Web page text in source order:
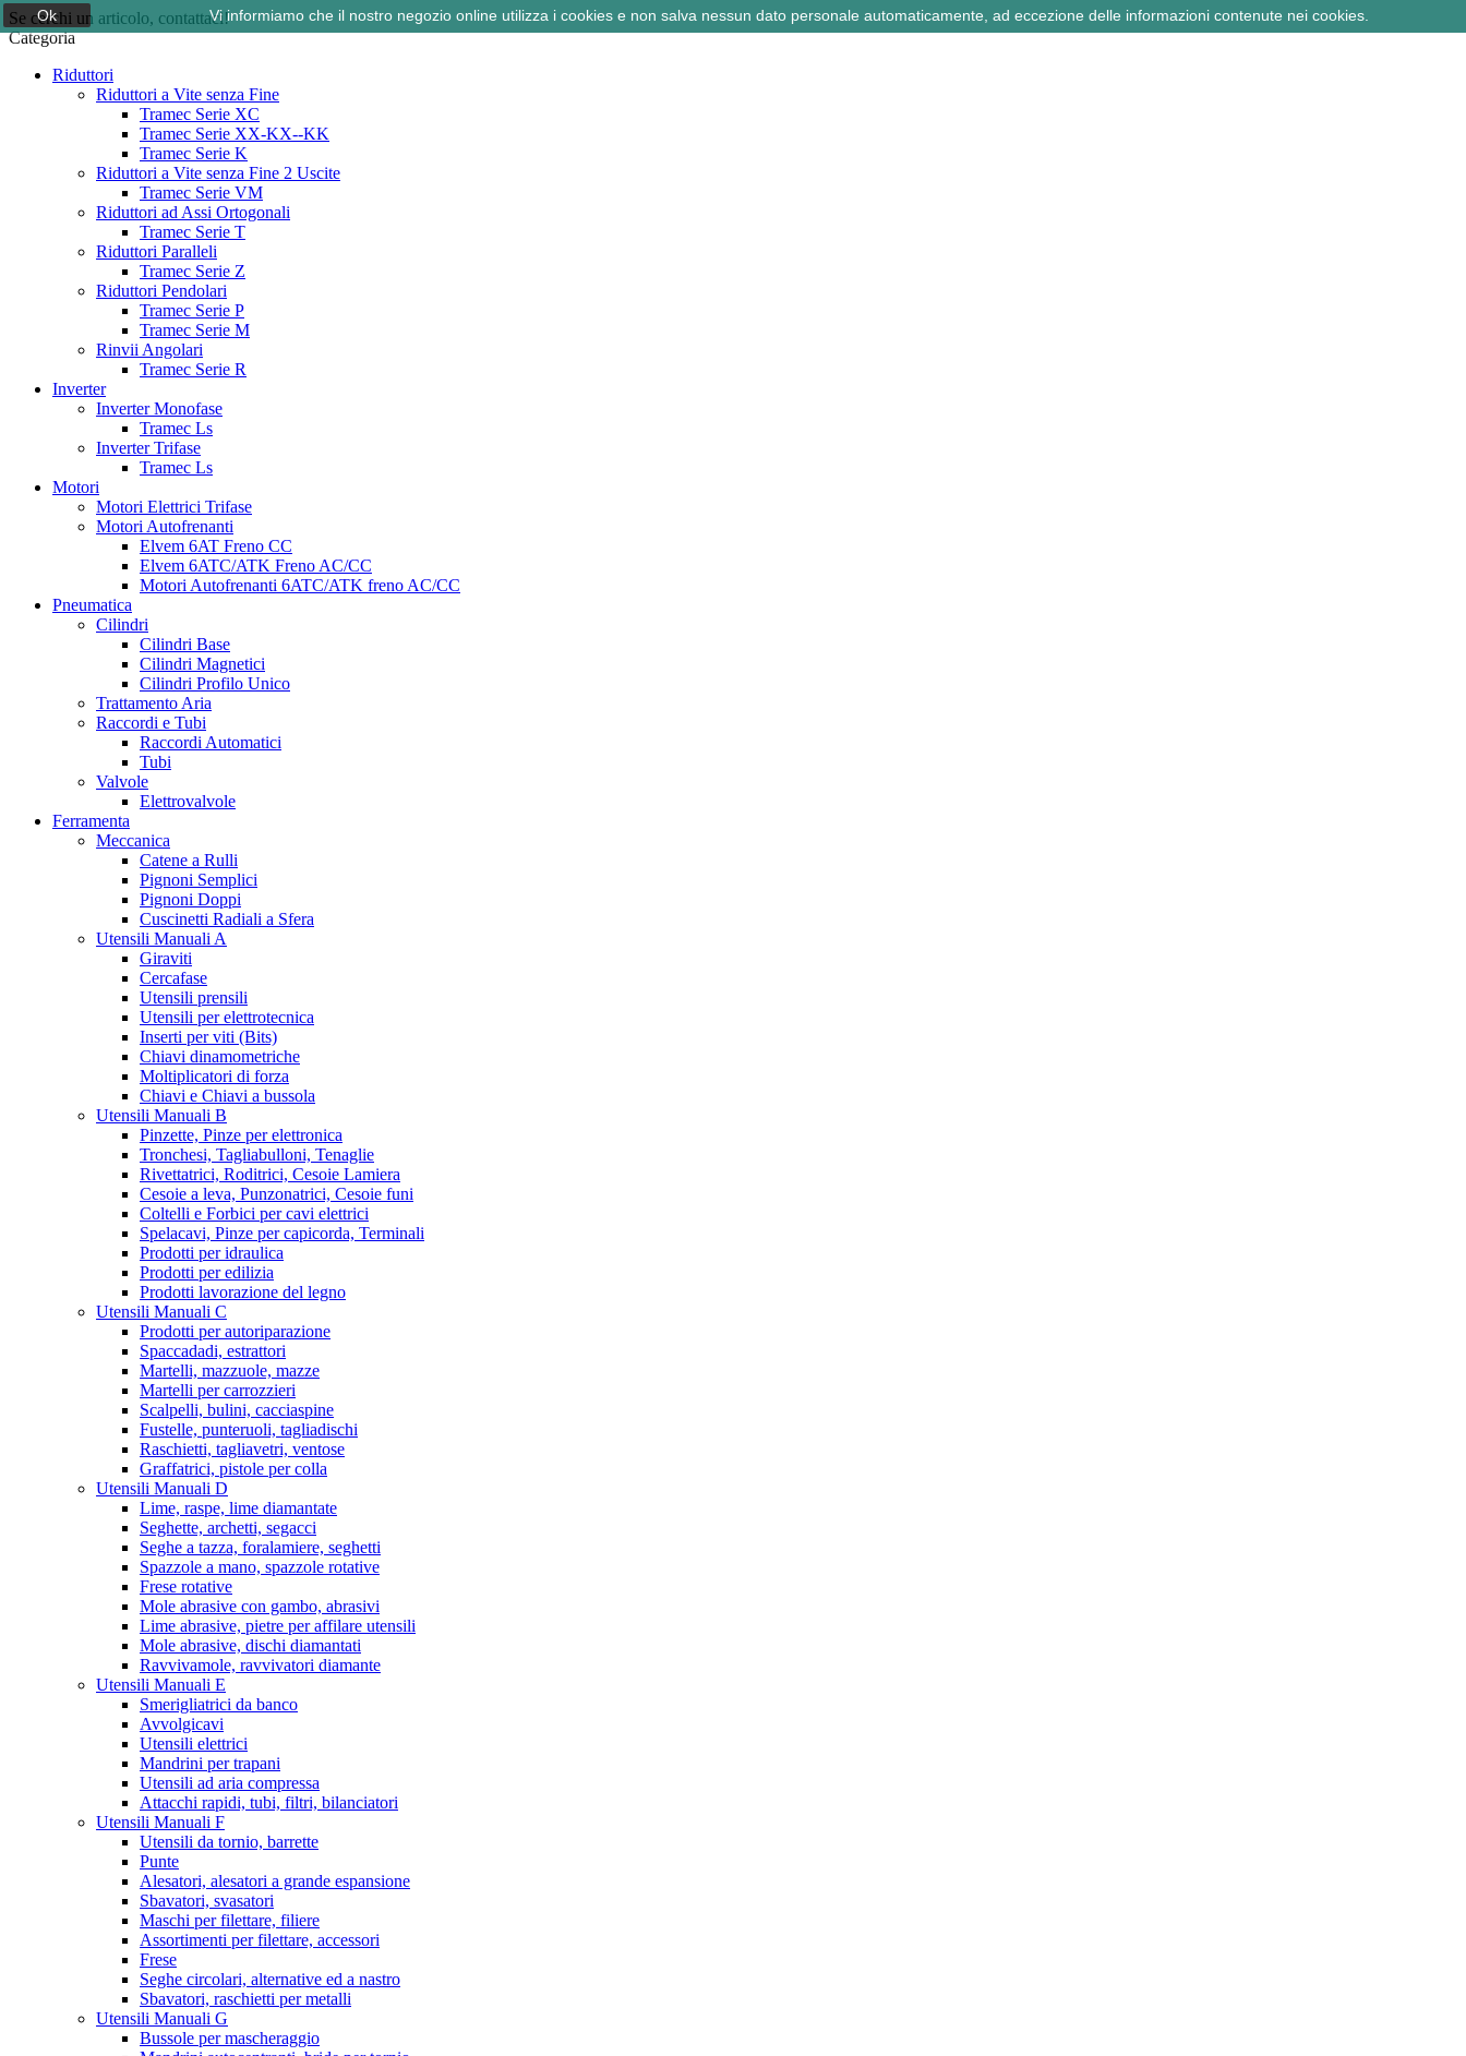
Se cerchi un articolo, contattaci!
Categoria
Riduttori
Riduttori a Vite senza Fine
Tramec Serie XC
Tramec Serie XX-KX--KK
Tramec Serie K
Riduttori a Vite senza Fine 2 Uscite
Tramec Serie VM
Riduttori ad Assi Ortogonali
Tramec Serie T
Riduttori Paralleli
Tramec Serie Z
Riduttori Pendolari
Tramec Serie P
Tramec Serie M
Rinvii Angolari
Tramec Serie R
Inverter
Inverter Monofase
Tramec Ls
Inverter Trifase
Tramec Ls
Motori
Motori Elettrici Trifase
Motori Autofrenanti
Elvem 6AT Freno CC
Elvem 6ATC/ATK Freno AC/CC
Motori Autofrenanti 6ATC/ATK freno AC/CC
Pneumatica
Cilindri
Cilindri Base
Cilindri Magnetici
Cilindri Profilo Unico
Trattamento Aria
Raccordi e Tubi
Raccordi Automatici
Tubi
Valvole
Elettrovalvole
Ferramenta
Meccanica
Catene a Rulli
Pignoni Semplici
Pignoni Doppi
Cuscinetti Radiali a Sfera
Utensili Manuali A
Giraviti
Cercafase
Utensili prensili
Utensili per elettrotecnica
Inserti per viti (Bits)
Chiavi dinamometriche
Moltiplicatori di forza
Chiavi e Chiavi a bussola
Utensili Manuali B
Pinzette, Pinze per elettronica
Tronchesi, Tagliabulloni, Tenaglie
Rivettatrici, Roditrici, Cesoie Lamiera
Cesoie a leva, Punzonatrici, Cesoie funi
Coltelli e Forbici per cavi elettrici
Spelacavi, Pinze per capicorda, Terminali
Prodotti per idraulica
Prodotti per edilizia
Prodotti lavorazione del legno
Utensili Manuali C
Prodotti per autoriparazione
Spaccadadi, estrattori
Martelli, mazzuole, mazze
Martelli per carrozzieri
Scalpelli, bulini, cacciaspine
Fustelle, punteruoli, tagliadischi
Raschietti, tagliavetri, ventose
Graffatrici, pistole per colla
Utensili Manuali D
Lime, raspe, lime diamantate
Seghette, archetti, segacci
Seghe a tazza, foralamiere, seghetti
Spazzole a mano, spazzole rotative
Frese rotative
Mole abrasive con gambo, abrasivi
Lime abrasive, pietre per affilare utensili
Mole abrasive, dischi diamantati
Ravvivamole, ravvivatori diamante
Utensili Manuali E
Smerigliatrici da banco
Avvolgicavi
Utensili elettrici
Mandrini per trapani
Utensili ad aria compressa
Attacchi rapidi, tubi, filtri, bilanciatori
Utensili Manuali F
Utensili da tornio, barrette
Punte
Alesatori, alesatori a grande espansione
Sbavatori, svasatori
Maschi per filettare, filiere
Assortimenti per filettare, accessori
Frese
Seghe circolari, alternative ed a nastro
Sbavatori, raschietti per metalli
Utensili Manuali G
Bussole per mascheraggio
Ok Vi informiamo che il nostro negozio online utilizza i cookies e non salva nessun dato personale automaticamente, ad eccezione delle informazioni contenute nei cookies.